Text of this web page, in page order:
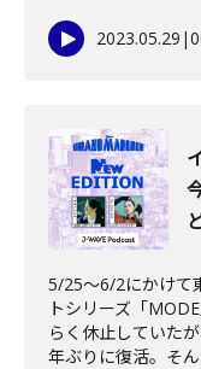
2023.05.29 |
5/25〜6/2にかけて
トシリーズ「
らく休止していた
年ぶりに復活。そ